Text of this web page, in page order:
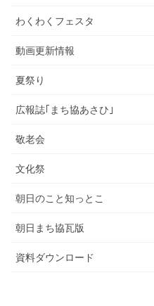
わくわくフェスタ
動画更新情報
夏祭り
広報誌｢まち協あさひ｣
敬老会
文化祭
朝日のこと知っとこ
朝日まち協瓦版
資料ダウンロード